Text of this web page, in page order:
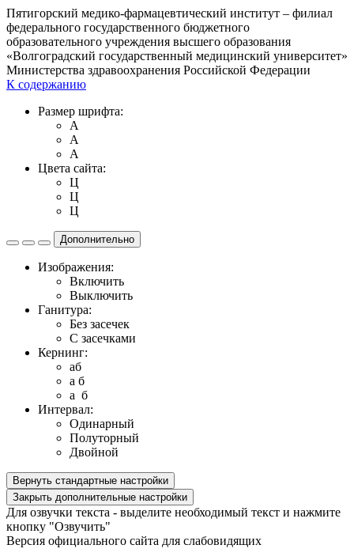
Пятигорский медико-фармацевтический институт – филиал
федерального государственного бюджетного
образовательного учреждения высшего образования
«Волгоградский государственный медицинский университет»
Министерства здравоохранения Российской Федерации
К содержанию
Размер шрифта:
A
A
A
Цвета сайта:
Ц
Ц
Ц
Дополнительно
Изображения:
Включить
Выключить
Ганитура:
Без засечек
С засечками
Кернинг:
aб
a б
a б
Интервал:
Одинарный
Полуторный
Двойной
Вернуть стандартные настройки
Закрыть дополнительные настройки
Для озвучки текста - выделите необходимый текст и нажмите
кнопку "Озвучить"
Версия официального сайта для слабовидящих